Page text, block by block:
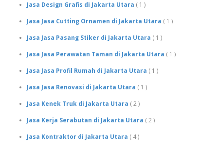
Jasa Design Grafis di Jakarta Utara ( 1 )
Jasa Jasa Cutting Ornamen di Jakarta Utara ( 1 )
Jasa Jasa Pasang Stiker di Jakarta Utara ( 1 )
Jasa Jasa Perawatan Taman di Jakarta Utara ( 1 )
Jasa Jasa Profil Rumah di Jakarta Utara ( 1 )
Jasa Jasa Renovasi di Jakarta Utara ( 1 )
Jasa Kenek Truk di Jakarta Utara ( 2 )
Jasa Kerja Serabutan di Jakarta Utara ( 2 )
Jasa Kontraktor di Jakarta Utara ( 4 )